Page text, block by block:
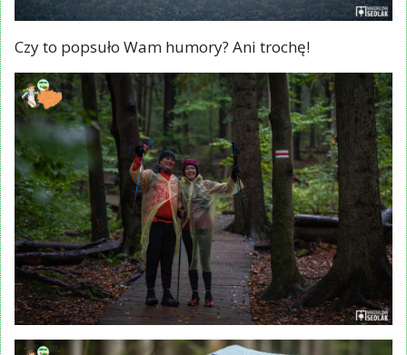
Czy to popsuło Wam humory? Ani trochę!